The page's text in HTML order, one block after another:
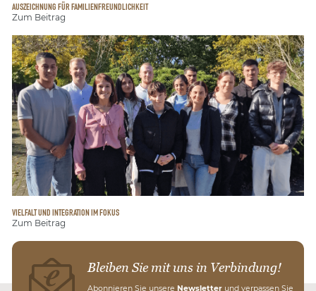
AUSZEICHNUNG FÜR FAMILIENFREUNDLICHKEIT
Zum Beitrag
VIELFALT UND INTEGRATION IM FOKUS
Zum Beitrag
Bleiben Sie mit uns in Verbindung!
Abonnieren Sie unsere Newsletter und verpassen Sie